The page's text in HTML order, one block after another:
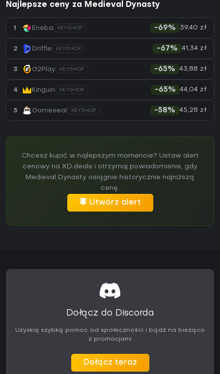
Najlepsze ceny za Medieval Dynasty
1 Eneba KEYSHOP -69% 39,40 zł
2 Driffle KEYSHOP -67% 41,34 zł
3 G2Play KEYSHOP -65% 43,88 zł
4 Kinguin KEYSHOP -65% 44,04 zł
5 Gameseal KEYSHOP -58% 45,28 zł
Chcesz kupić w najlepszym momencie? Ustaw alert
cenowy na XD.deals i otrzymaj powiadomienie, gdy
Medieval Dynasty osiągnie historycznie najniższą
cenę.
Utwórz alert
Dołącz do Discorda
Uzyskaj szybką pomoc od społeczności i bądź na bieżąco
z promocjami
Dołącz teraz